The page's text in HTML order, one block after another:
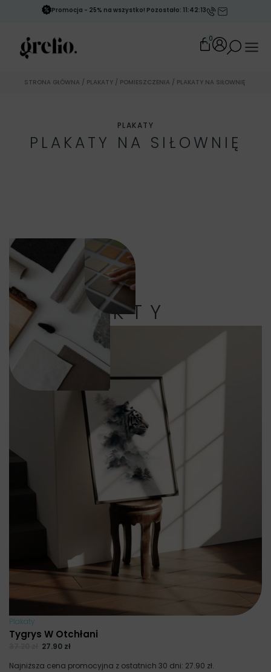
Promocja - 25% na wszystko! Pozostało: 11:42:10
0
STRONA GŁÓWNA / PLAKATY / POMIESZCZENIA / PLAKATY NA SIŁOWNIĘ
PLAKATY
PLAKATY NA SIŁOWNIĘ
PRODUKTY
Plakaty
Tygrys W Otchłani
27.90 zł
Najniższa cena promocyjna z ostatnich 30 dni: 27.90 zł.